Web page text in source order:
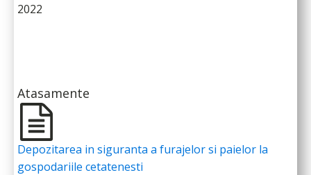
2022
Atasamente
Depozitarea in siguranta a furajelor si paielor la
gospodariile cetatenesti